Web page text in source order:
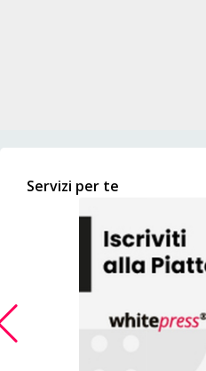
Servizi per te